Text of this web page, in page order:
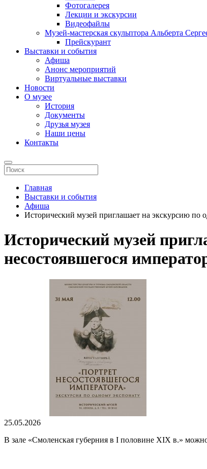
Фотогалерея
Лекции и экскурсии
Видеофайлы
Музей-мастерская скульптора Альберта
Прейскурант
Выставки и события
Афиша
Анонс мероприятий
Виртуальные выставки
Новости
О музее
История
Документы
Друзья музея
Наши цены
Контакты
Главная
Выставки и события
Афиша
Исторический музей приглашает на экскурсию по
Исторический музей
несостоявшегося
25.05.2026
В зале «Смоленская губерния в I половине XIX в.»